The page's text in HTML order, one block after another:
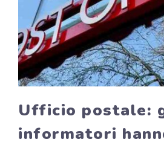
Ufficio postale:
informatori